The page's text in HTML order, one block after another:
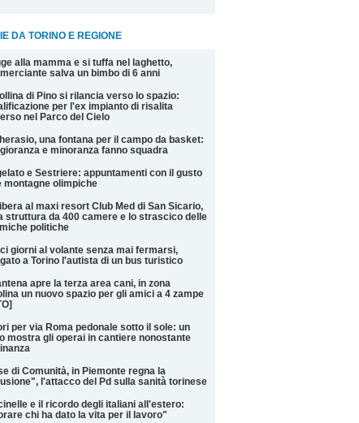
DA TORINO E REGIONE
alla mamma e si tuffa nel laghetto,
salva un bimbo di 6 anni
di Pino si rilancia verso lo spazio:
per l'ex impianto di risalita
nel Parco del Cielo
una fontana per il campo da basket:
e minoranza fanno squadra
e Sestriere: appuntamenti con il gusto
montagne olimpiche
al maxi resort Club Med di San Sicario,
struttura da 400 camere e lo strascico delle
politiche
giorni al volante senza mai fermarsi,
a Torino l'autista di un bus turistico
apre la terza area cani, in zona
un nuovo spazio per gli amici a 4 zampe
per via Roma pedonale sotto il sole: un
mostra gli operai in cantiere nonostante
di Comunità, in Piemonte regna la
l'attacco del Pd sulla sanità torinese
e il ricordo degli italiani all'estero:
chi ha dato la vita per il lavoro"